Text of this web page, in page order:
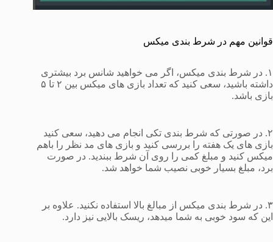
قوانین مهم در شرط بندی میکس
۱. در شرط بندی میکس، اگر می خواهید شانس برد بیشتری
داشته باشید، سعی کنید که تعداد بازی های میکس بین ۲ تا ۵
بازی باشد.
۲. در صورتی که شرط بندی تکی انجام می دهید، سعی کنید
بازی های یک هفته را بررسی کنید و بازی های مد نظر را باهم
میکس کنید و مبلغ کمی را روی آن شرط ببندید. در صورت
برد، مبلغ بسیار خوبی نصیب شما خواهد شد.
۳. در شرط بندی میکس از مبالغ بالا استفاده نکنید. علاوه بر
این که سود خوبی به شما میدهد، ریسک بالایی نیز دارد.